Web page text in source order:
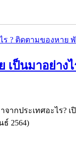
เป็นมาอย่าง
ากประเทศอะไร? เ
2564)